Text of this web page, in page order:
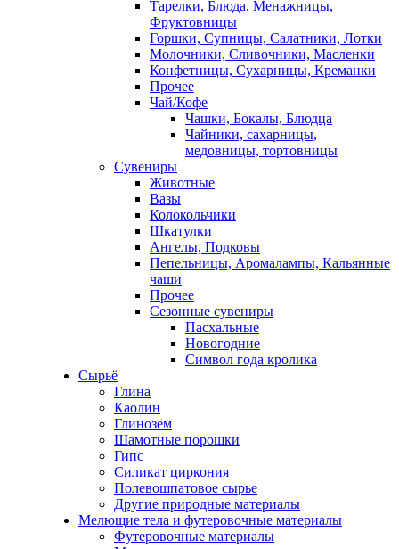
Тарелки, Блюда, Менажницы,
Фруктовницы
Горшки, Супницы, Салатники, Лотки
Молочники, Сливочники, Масленки
Конфетницы, Сухарницы, Креманки
Прочее
Чай/Кофе
Чашки, Бокалы, Блюдца
Чайники, сахарницы,
медовницы, тортовницы
Сувениры
Животные
Вазы
Колокольчики
Шкатулки
Ангелы, Подковы
Пепельницы, Аромалампы, Кальянные
чаши
Прочее
Сезонные сувениры
Пасхальные
Новогодние
Символ года кролика
Сырьё
Глина
Каолин
Глинозём
Шамотные порошки
Гипс
Силикат циркония
Полевошпатовое сырье
Другие природные материалы
Мелющие тела и футеровочные материалы
Футеровочные материалы